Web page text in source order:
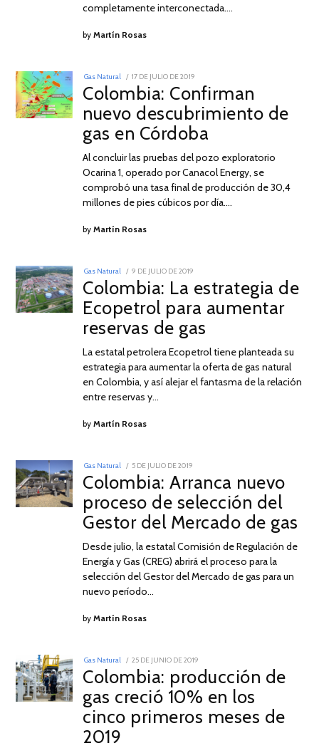
completamente interconectada.…
byMartín Rosas
Gas Natural
POSTED
ON
17 DE JULIO DE 2019
DE
JULIO
DE
2019
Colombia: Confirman
nuevo descubrimiento de
gas en Córdoba
Al concluir las pruebas del pozo exploratorio
Ocarina 1, operado por Canacol Energy, se
comprobó una tasa final de producción de 30,4
millones de pies cúbicos por día.…
byMartín Rosas
Gas Natural
POSTED
ON
9 DE JULIO DE 2019
JULIO
DE
2019
Colombia: La estrategia de
Ecopetrol para aumentar
reservas de gas
La estatal petrolera Ecopetrol tiene planteada su
estrategia para aumentar la oferta de gas natural
en Colombia, y así alejar el fantasma de la relación
entre reservas y…
byMartín Rosas
Gas Natural
POSTED
ON
5 DE JULIO DE 2019
JULIO
DE
2019
Colombia: Arranca nuevo
proceso de selección del
Gestor del Mercado de gas
Desde julio, la estatal Comisión de Regulación de
Energía y Gas (CREG) abrirá el proceso para la
selección del Gestor del Mercado de gas para un
nuevo período…
byMartín Rosas
Gas Natural
POSTED
ON
25 DE JUNIO DE 2019
DE
JUNIO
DE
2019
Colombia: producción de
gas creció 10% en los
cinco primeros meses de
2019